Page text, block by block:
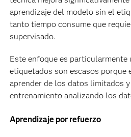
aprendizaje del modelo sin el
tanto tiempo consume que
supervisado.
Este enfoque es
etiquetados son escasos porque
aprender de los datos limitados
entrenamiento analizando los
Aprendizaje por refuerzo